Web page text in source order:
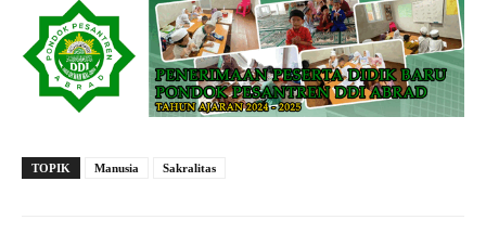
TOPIK Manusia Sakralitas